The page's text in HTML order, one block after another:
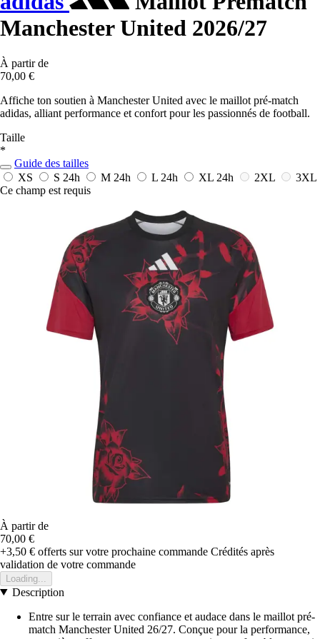
Manchester United 2026/27
À partir de
70,00 €
Affiche ton soutien à Manchester United avec le maillot pré-match
adidas, alliant performance et confort pour les passionnés de football.
Taille
*
Guide des tailles
XS
S 24h M 24h L 24h XL 24h 2XL
3XL
Ce champ est requis
À partir de
70,00 €
+3,50 € offerts sur votre prochaine commande Crédités après
validation de votre commande
Loading...
Description
Entre sur le terrain avec confiance et audace dans le maillot pré-
match Manchester United 26/27. Conçue pour la performance,